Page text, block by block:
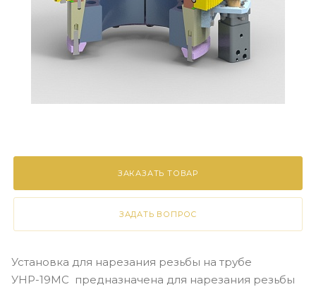
ЗАКАЗАТЬ ТОВАР
ЗАДАТЬ ВОПРОС
Установка для нарезания резьбы на трубе
УНР-19МС предназначена для нарезания резьбы